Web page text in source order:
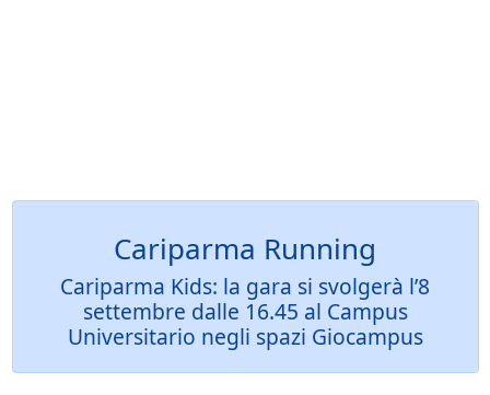
Cariparma Running
Cariparma Kids: la gara si svolgerà l’8
settembre dalle 16.45 al Campus
Universitario negli spazi Giocampus